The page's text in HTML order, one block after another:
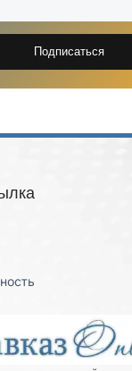
Подписаться